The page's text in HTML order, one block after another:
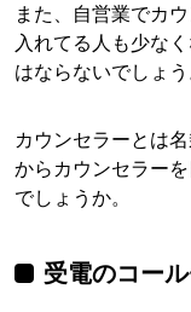
また、自営業でカ
入れてる人も少な
はならないでしょう
カウンセラーとは
からカウンセラー
でしょうか。
受電のコー